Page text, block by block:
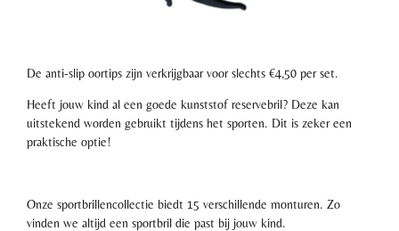
De anti-slip oortips zijn verkrijgbaar voor slechts €4,50 per set.
Heeft jouw kind al een goede kunststof reservebril? Deze kan
uitstekend worden gebruikt tijdens het sporten. Dit is zeker een
praktische optie!
Onze sportbrillencollectie biedt 15 verschillende monturen. Zo
vinden we altijd een sportbril die past bij jouw kind.